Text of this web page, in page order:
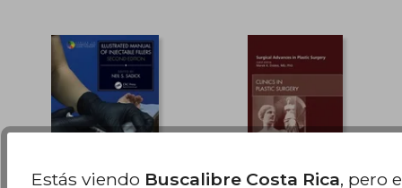
Estás viendo Buscalibre Costa Rica, pero